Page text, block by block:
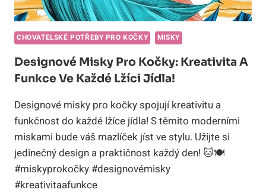
CHOVATELSKÉ POTŘEBY PRO KOČKY MISKY
Designové Misky Pro Kočky: Kreativita A
Funkce Ve Každé Lžíci Jídla!
Designové misky pro kočky spojují kreativitu a
funkčnost do každé lžíce jídla! S těmito moderními
miskami bude váš mazlíček jíst ve stylu. Užijte si
jedinečný design a praktičnost každý den! 🐱🍽️
#miskyprokočky #designovémisky
#kreativitaafunkce